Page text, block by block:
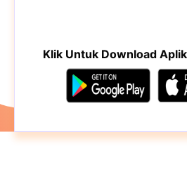
Klik Untuk Download